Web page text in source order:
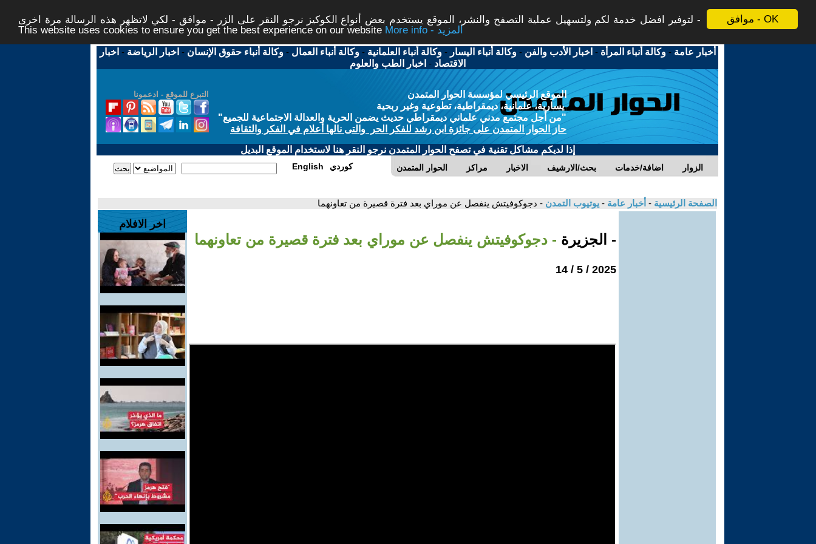
موافق - OK
لتوفير افضل خدمة لكم ولتسهيل عملية التصفح والنشر، الموقع يستخدم بعض أنواع الكوكيز نرجو النقر على الزر - موافق - لكي لاتظهر هذه الرسالة مرة اخرى -
This website uses cookies to ensure you get the best experience on our website
More info - المزيد
أخبار عامة -وكالة أنباء المرأة - اخبار الأدب والفن -وكالة أنباء اليسار -وكالة أنباء العلمانية -وكالة أنباء العمال -وكالة أنباء حقوق الإنسان - اخبار الرياضة - اخبار
الاقتصاد - اخبار الطب والعلوم
التبرع للموقع - ادعمونا
الموقع الرئيسي لمؤسسة الحوار المتمدن
يسارية، علمانية، ديمقراطية، تطوعية وغير ربحية
"من أجل مجتمع مدني علماني ديمقراطي حديث يضمن الحرية والعدالة الاجتماعية للجميع"
حاز الحوار المتمدن على جائزة ابن رشد للفكر الحر والتى نالها أعلام في الفكر والثقافة
إذا لديكم مشاكل تقنية في تصفح الحوار المتمدن نرجو النقر هنا لاستخدام الموقع البديل
الحوار المتمدن مراكز الاخبار بحث/الارشيف اضافة/خدمات الزوار English كوردي
الصفحة الرئيسية - أخبار عامة - يوتيوب التمدن - دجوكوفيتش ينفصل عن موراي بعد فترة قصيرة من تعاونهما
- الجزيرة - دجوكوفيتش ينفصل عن موراي بعد فترة قصيرة من تعاونهما
2025 / 5 / 14
اخر الافلام